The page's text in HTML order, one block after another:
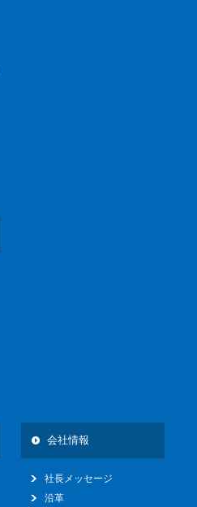
会社情報
社長メッセージ
沿革